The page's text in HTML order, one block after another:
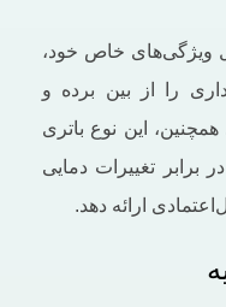
ویژگی‌های خاص خود،
را از بین برده و
این نوع باتری
تغییرات دمایی
ارائه دهد.